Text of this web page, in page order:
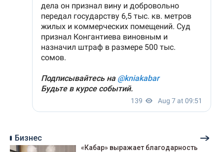
Бизнес
«Кабар» выражает благодарность